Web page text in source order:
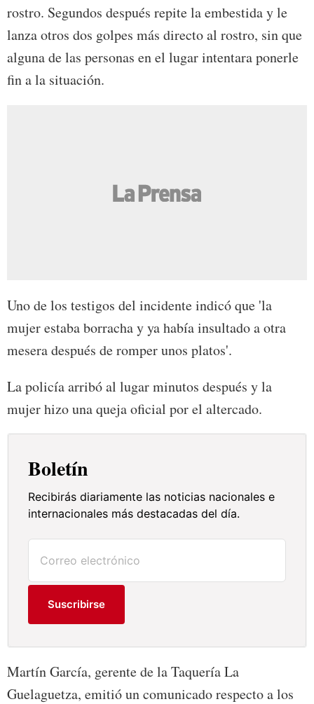
rostro. Segundos después repite la embestida y le
lanza otros dos golpes más directo al rostro, sin que
alguna de las personas en el lugar intentara ponerle
fin a la situación.
Uno de los testigos del incidente indicó que 'la
mujer estaba borracha y ya había insultado a otra
mesera después de romper unos platos'.
La policía arribó al lugar minutos después y la
mujer hizo una queja oficial por el altercado.
Boletín
Recibirás diariamente las noticias nacionales e
internacionales más destacadas del día.
Suscribirse
Martín García, gerente de la Taquería La
Guelaguetza, emitió un comunicado respecto a los